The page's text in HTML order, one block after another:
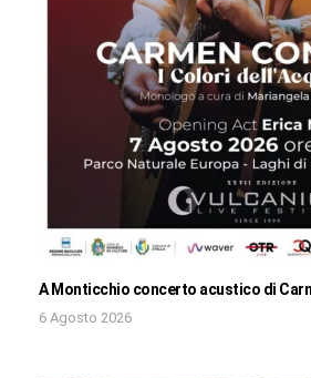
A Monticchio concerto acustico di
6 Agosto 2026